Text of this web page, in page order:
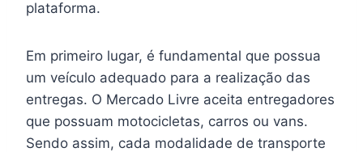
plataforma.
Em primeiro lugar, é fundamental que possua
um veículo adequado para a realização das
entregas. O Mercado Livre aceita entregadores
que possuam motocicletas, carros ou vans.
Sendo assim, cada modalidade de transporte